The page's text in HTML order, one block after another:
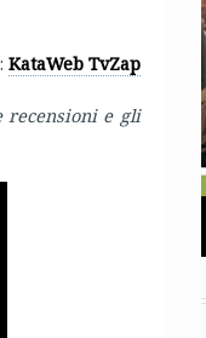
: KataWeb TvZap
recensioni e gli